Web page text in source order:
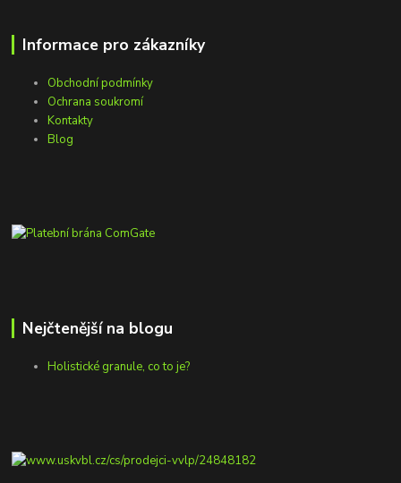
Informace pro zákazníky
Obchodní podmínky
Ochrana soukromí
Kontakty
Blog
Nejčtenější na blogu
Holistické granule, co to je?